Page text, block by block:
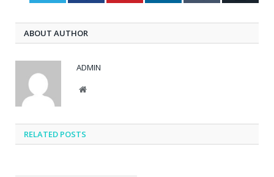
ABOUT AUTHOR
ADMIN
Website
RELATED POSTS